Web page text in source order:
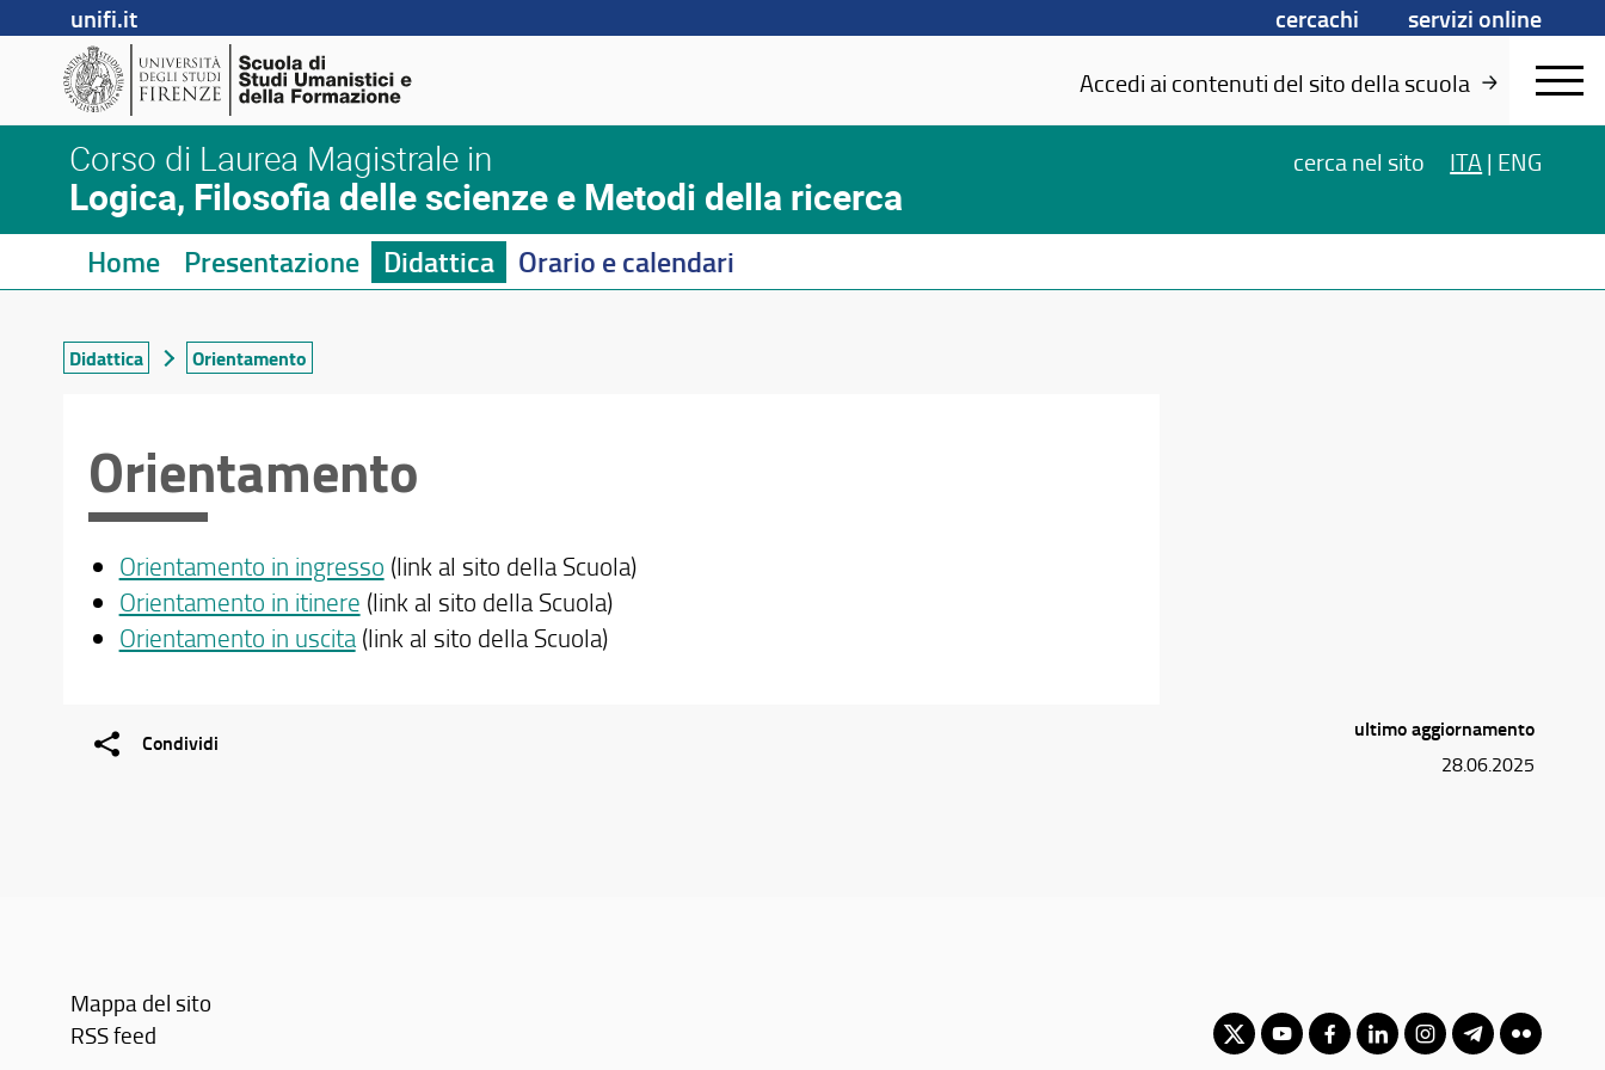
unifi.it cercachi
servizi online
Accedi ai contenuti del sito della scuola
Corso di Laurea Magistrale in
Logica, Filosofia delle scienze e Metodi della ricerca
cerca nel sito ITA | ENG
Home Presentazione Didattica Orario e calendari
Didattica Orientamento
Orientamento
Orientamento in ingresso (link al sito della Scuola)
Orientamento in itinere (link al sito della Scuola)
Orientamento in uscita(link al sito della Scuola)
Condividi
ultimo aggiornamento
28.06.2025
Mappa del sito
RSS feed